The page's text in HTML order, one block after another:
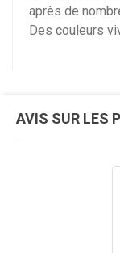
après de
Des couleurs
AVIS SUR LES